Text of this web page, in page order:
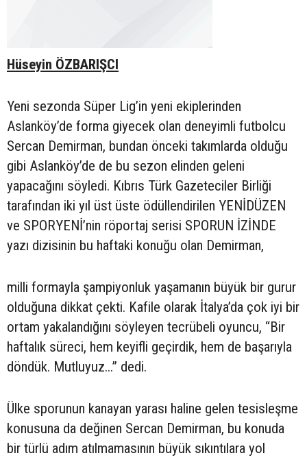
Hüseyin ÖZBARIŞCI
Yeni sezonda Süper Lig’in yeni ekiplerinden
Aslanköy’de forma giyecek olan deneyimli futbolcu
Sercan Demirman, bundan önceki takımlarda olduğu
gibi Aslanköy’de de bu sezon elinden geleni
yapacağını söyledi. Kıbrıs Türk Gazeteciler Birliği
tarafından iki yıl üst üste ödüllendirilen YENİDÜZEN
ve SPORYENİ’nin röportaj serisi SPORUN İZİNDE
yazı dizisinin bu haftaki konuğu olan Demirman,
milli formayla şampiyonluk yaşamanın büyük bir gurur
olduğuna dikkat çekti. Kafile olarak İtalya’da çok iyi bir
ortam yakalandığını söyleyen tecrübeli oyuncu, “Bir
haftalık süreci, hem keyifli geçirdik, hem de başarıyla
döndük. Mutluyuz...” dedi.
Ülke sporunun kanayan yarası haline gelen tesisleşme
konusuna da değinen Sercan Demirman, bu konuda
bir türlü adım atılmamasının büyük sıkıntılara yol